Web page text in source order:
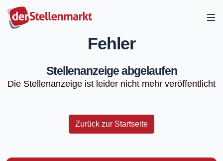
Fehler
Stellenanzeige abgelaufen
Die Stellenanzeige ist leider nicht mehr veröffentlicht
Zurück zur Startseite